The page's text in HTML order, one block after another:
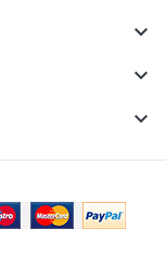


